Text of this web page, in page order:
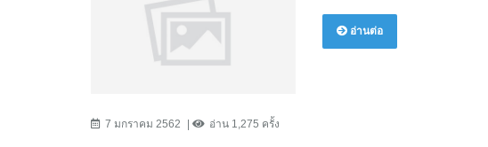
7 มกราคม 2562 อ่าน 1,275 ครั้ง
อ่านต่อ